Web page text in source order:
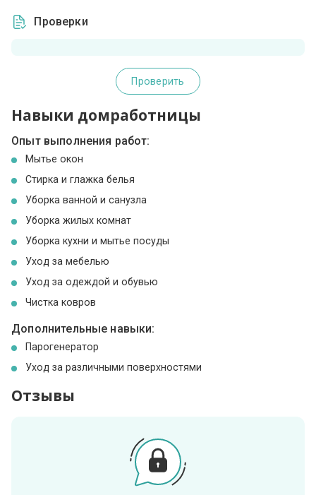
Проверки
Проверить
Навыки домработницы
Опыт выполнения работ:
Мытье окон
Стирка и глажка белья
Уборка ванной и санузла
Уборка жилых комнат
Уборка кухни и мытье посуды
Уход за мебелью
Уход за одеждой и обувью
Чистка ковров
Дополнительные навыки:
Парогенератор
Уход за различными поверхностями
Отзывы